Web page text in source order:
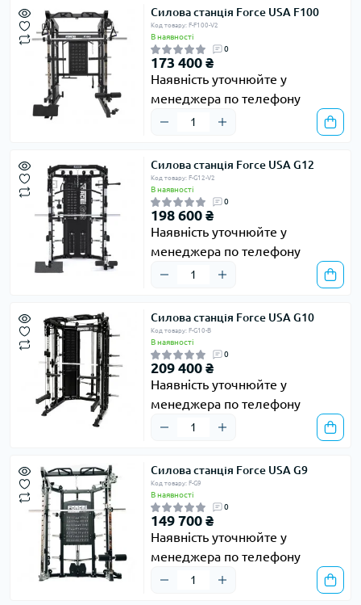
Силова станція Force USA F100
Код товару: F-F100-V2
В наявності
0
173 400 ₴
Наявність уточнюйте у
менеджера по телефону
Силова станція Force USA G12
Код товару: F-G12-V2
В наявності
0
198 600 ₴
Наявність уточнюйте у
менеджера по телефону
Силова станція Force USA G10
Код товару: F-G10-B
В наявності
0
209 400 ₴
Наявність уточнюйте у
менеджера по телефону
Силова станція Force USA G9
Код товару: F-G9
В наявності
0
149 700 ₴
Наявність уточнюйте у
менеджера по телефону